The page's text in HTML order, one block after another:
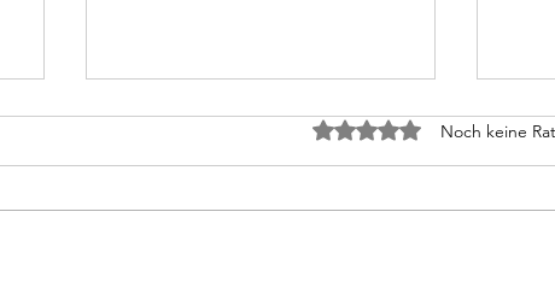
Der Punkt vor dir
Ihm schien, als kreise das Leben
Die
Mit 0 von 5 Sternen
Noch keine